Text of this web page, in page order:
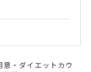
・ダイエットカウ